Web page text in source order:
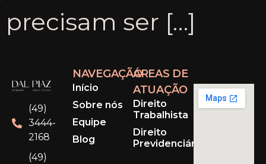
precisam ser […]
(49)
3444-
2168
(49)
NAVEGAÇÃO
Início
Sobre nós
Equipe
Blog
ÁREAS DE
ATUAÇÃO
Direito
Trabalhista
Direito
Previdenciário